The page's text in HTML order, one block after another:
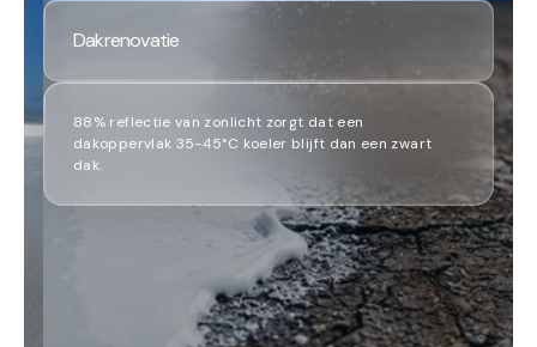
Dakrenovatie
88% reflectie van zonlicht zorgt dat een
dakoppervlak 35-45°C koeler blijft dan een zwart
dak.